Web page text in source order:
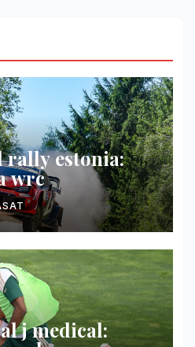
rally estonia:
wrc
j medical: